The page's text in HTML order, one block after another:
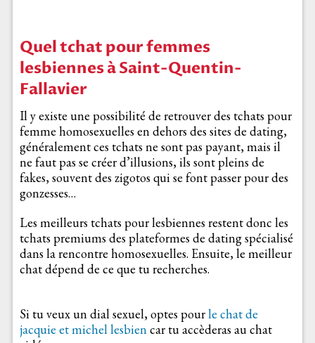
Quel tchat pour femmes
lesbiennes à Saint-Quentin-
Fallavier
Il y existe une possibilité de retrouver des tchats pour
femme homosexuelles en dehors des sites de dating,
généralement ces tchats ne sont pas payant, mais il
ne faut pas se créer d’illusions, ils sont pleins de
fakes, souvent des zigotos qui se font passer pour des
gonzesses…
Les meilleurs tchats pour lesbiennes restent donc les
tchats premiums des plateformes de dating spécialisé
dans la rencontre homosexuelles. Ensuite, le meilleur
chat dépend de ce que tu recherches.
Si tu veux un dial sexuel, optes pourle chat de
jacquie et michel lesbiencar tu accèderas au chat